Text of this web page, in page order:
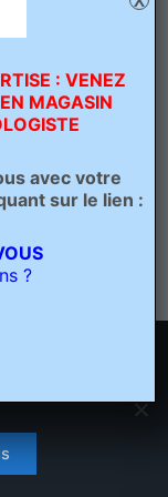
Place | Crée
: VENEZ
MAGASIN
avec votre
sur le lien :
?